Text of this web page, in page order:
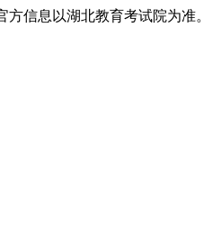
信息以湖北教育考试院为准。